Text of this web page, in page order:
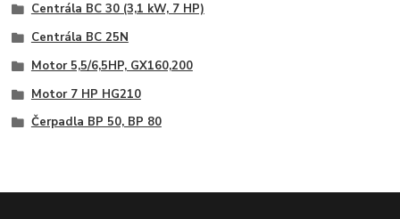
Centrála BC 30 (3,1 kW, 7 HP)
Centrála BC 25N
Motor 5,5/6,5HP, GX160,200
Motor 7 HP HG210
Čerpadla BP 50, BP 80